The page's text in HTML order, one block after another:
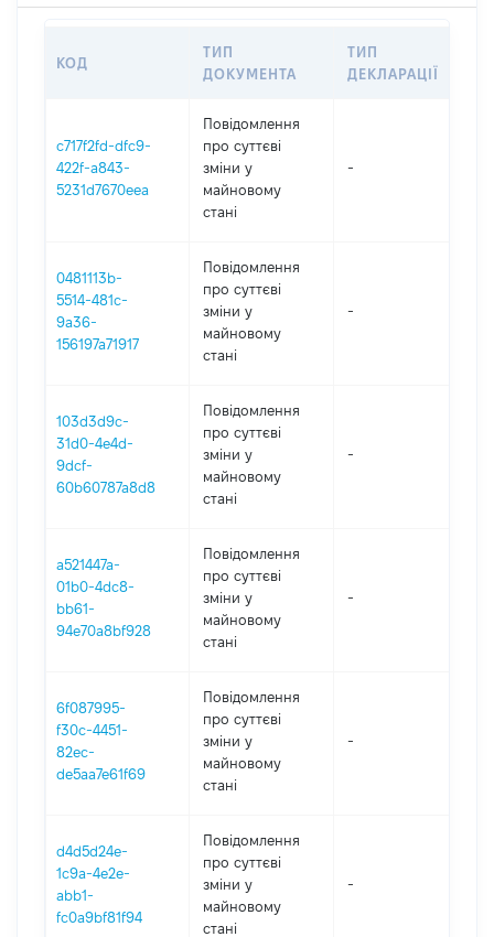
КОД
ТИП
ДОКУМЕНТА
ТИП
ДЕКЛАРАЦІЇ
c717f2fd-dfc9-
422f-a843-
5231d7670eea
Повідомлення
про суттєві
зміни y
майновому
стані
-
0481113b-
5514-481c-
9a36-
156197a71917
Повідомлення
про суттєві
зміни y
майновому
стані
-
103d3d9c-
31d0-4e4d-
9dcf-
60b60787a8d8
Повідомлення
про суттєві
зміни y
майновому
стані
-
a521447a-
01b0-4dc8-
bb61-
94e70a8bf928
Повідомлення
про суттєві
зміни y
майновому
стані
-
6f087995-
f30c-4451-
82ec-
de5aa7e61f69
Повідомлення
про суттєві
зміни y
майновому
стані
-
d4d5d24e-
1c9a-4e2e-
abb1-
fc0a9bf81f94
Повідомлення
про суттєві
зміни y
майновому
стані
-